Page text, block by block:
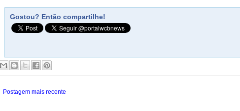
Gostou? Então compartilhe!
Postagem mais recente